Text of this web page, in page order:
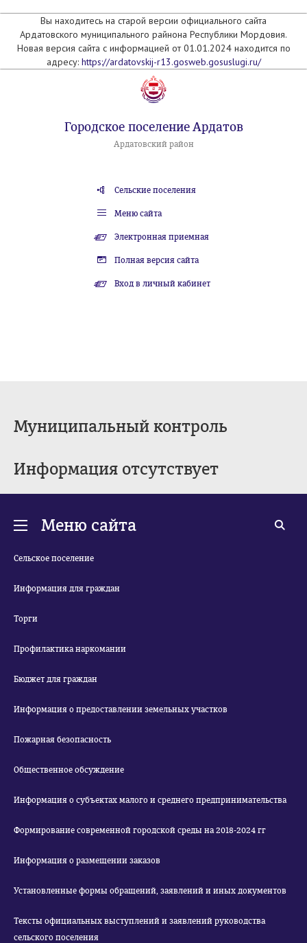
Вы находитесь на старой версии официального сайта
Ардатовского муниципального райнона Республики Мордовия.
Новая версия сайта с информацией от 01.01.2024 находится по
адресу: https://ardatovskij-r13.gosweb.gosuslugi.ru/
Городское поселение Ардатов
Ардатовский район
Сельские поселения
Меню сайта
Электронная приемная
Полная версия сайта
Вход в личный кабинет
Муниципальный контроль
Информация отсутствует
Меню сайта
Сельское поселение
Информация для граждан
Торги
Профилактика наркомании
Бюджет для граждан
Информация о предоставлении земельных участков
Пожарная безопасность
Общественное обсуждение
Информация о субъектах малого и среднего предпринимательства
Формирование современной городской среды на 2018-2024 гг
Информация о размещении заказов
Установленные формы обращений, заявлений и иных документов
Тексты официальных выступлений и заявлений руководства
сельского поселения